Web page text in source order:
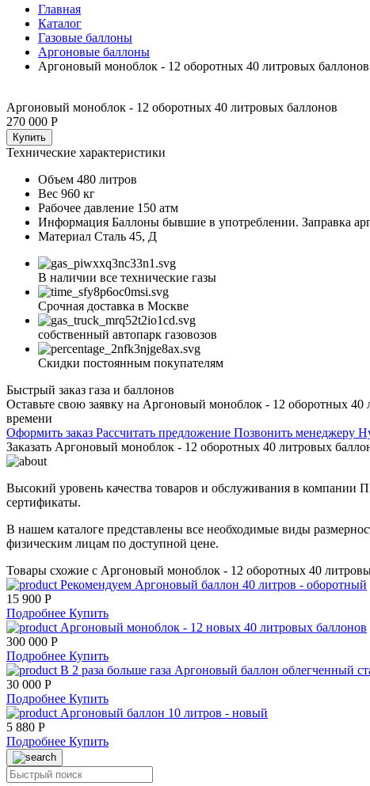
Главная
Каталог
Газовые баллоны
Аргоновые баллоны
Аргоновый моноблок - 12 оборотных 40 литровых
Аргоновый моноблок - 12 оборотных 40 литровых баллонов
270 000 Р
Купить
Технические характеристики
Объем 480 литров
Вес 960 кг
Рабочее давление 150 атм
Информация Баллоны бывшие в употреблении. Заправка
Материал Сталь 45, Д
В наличии все технические газы
Срочная доставка в Москве
собственный автопарк газовозов
Скидки постоянным покупателям
Быстрый заказ газа и баллонов
Оставьте свою заявку на Аргоновый моноблок - 12 оборотных
времени
Оформить заказ Рассчитать предложение Позвонить менеджеру
Заказать Аргоновый моноблок - 12 оборотных 40 литровых
Высокий уровень качества товаров и обслуживания в компании
сертификаты.
В нашем каталоге представлены все необходимые виды
физическим лицам по доступной цене.
Товары схожие с Аргоновый моноблок - 12 оборотных 40
Рекомендуем Аргоновый баллон 40 литров - оборотный
15 900 Р
Подробнее Купить
Аргоновый моноблок - 12 новых 40 литровых баллонов
300 000 Р
Подробнее Купить
В 2 раза больше газа Аргоновый баллон облегченный
30 000 Р
Подробнее Купить
Аргоновый баллон 10 литров - новый
5 880 Р
Подробнее Купить